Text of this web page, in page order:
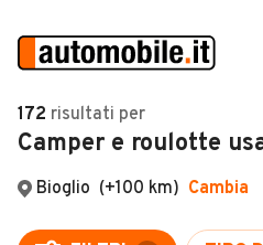
Auto
Auto usate
Auto Km 0
VENDI
MAGAZINE
ACCEDI
172 risultati per
Camper e roulotte